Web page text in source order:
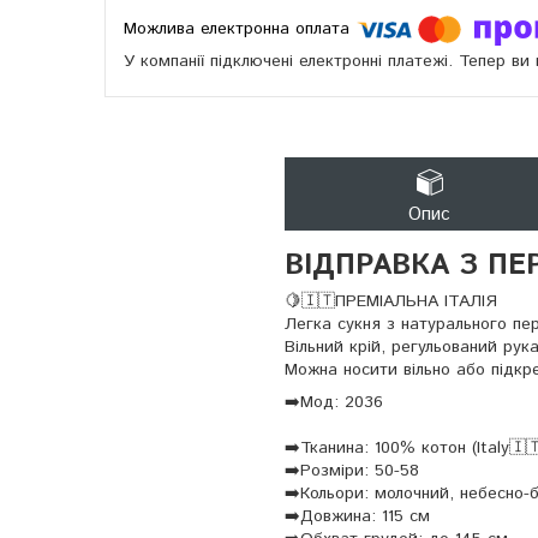
У компанії підключені електронні платежі.
Опис
ВІДПРАВКА З
🍋🇮🇹ПРЕМІАЛЬНА ІТАЛІЯ
Легка сукня з натурального
Вільний крій, регульований
Можна носити вільно або
➡️Мод: 2036
➡️Тканина: 100% котон
➡️Розміри: 50-58
➡️Кольори: молочний,
➡️Довжина: 115 см